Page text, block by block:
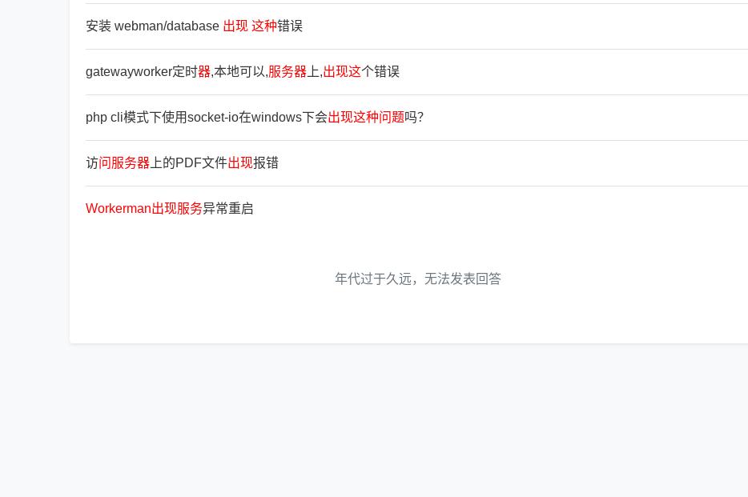
安装 webman/database 出现 这种错误
gatewayworker定时器,本地可以,服务器 上,出现这个错误
php cli模式下使用socket-io在windows下会出现这种问题吗？
访问 服务器 上的PDF文件出现报错
Workerman出现服务异常重启
年代过于久远，无法发表回答